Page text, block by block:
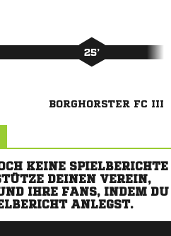
25’
BORGHORSTER FC III
KEINE SPIELBERICHTE
DEINEN VEREIN,
IHRE FANS, INDEM DU
ANLEGST.